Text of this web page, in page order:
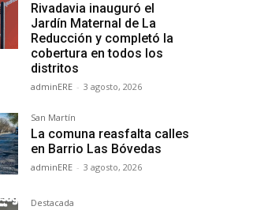
Rivadavia inauguró el
Jardín Maternal de La
Reducción y completó la
cobertura en todos los
distritos
adminERE - 3 agosto, 2026
San Martín
La comuna reasfalta calles
en Barrio Las Bóvedas
adminERE - 3 agosto, 2026
Destacada